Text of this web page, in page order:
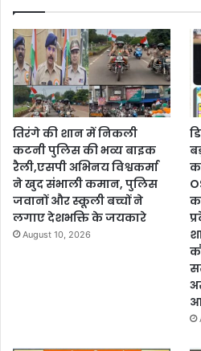
तिरंगे की शान में निकली
कटनी पुलिस की भव्य बाइक
रैली,एसपी अभिनय विश्वकर्मा
ने खुद संभाली कमान, पुलिस
जवानों और स्कूली बच्चों ने
लगाए देशभक्ति के जयकारे
August 10, 2026